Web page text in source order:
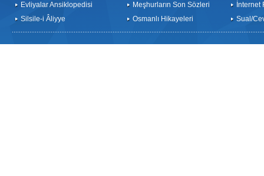
Evliyalar Ansiklopedisi
Silsile-i Âliyye
Meşhurların Son Sözleri
Osmanlı Hikayeleri
İnternet
Sual/